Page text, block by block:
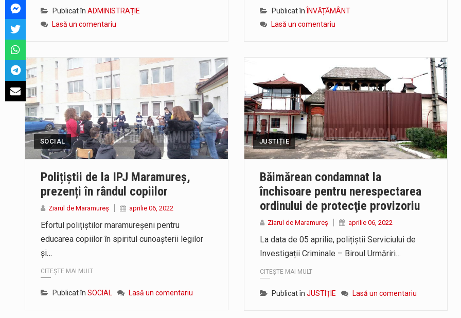
Publicat în ADMINISTRAȚIE
Lasă un comentariu
Publicat în ÎNVĂȚĂMÂNT
Lasă un comentariu
SOCIAL
Polițiștii de la IPJ Maramureș,
prezenți în rândul copiilor
Ziarul de Maramureș aprilie 06, 2022
Efortul polițiștilor maramureșeni pentru
educarea copiilor în spiritul cunoașterii legilor
și…
CITEȘTE MAI MULT
Publicat în SOCIAL Lasă un comentariu
JUSTIȚIE
Băimărean condamnat la
închisoare pentru nerespectarea
ordinului de protecţie provizoriu
Ziarul de Maramureș aprilie 06, 2022
La data de 05 aprilie, polițiștii Serviciului de
Investigații Criminale – Biroul Urmăriri…
CITEȘTE MAI MULT
Publicat în JUSTIȚIE Lasă un comentariu